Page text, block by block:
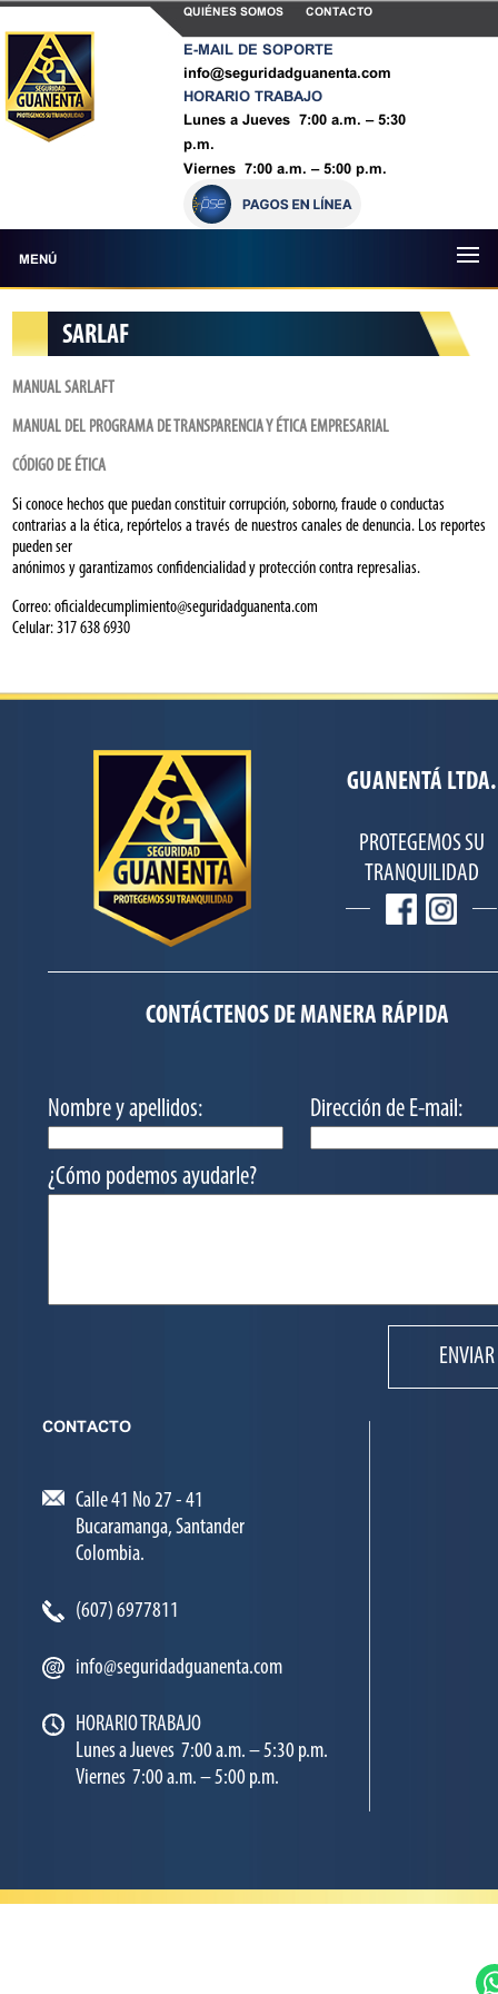
QUIÉNES SOMOS CONTACTO
E-MAIL DE SOPORTE
info@seguridadguanenta.com
HORARIO TRABAJO
Lunes a Jueves 7:00 a.m. – 5:30
p.m.
Viernes 7:00 a.m. – 5:00 p.m.
MENÚ
SARLAF
MANUAL SARLAFT
MANUAL DEL PROGRAMA DE RANSPARENCIAY É ICA EMPRESARIAL
CÓDIGO DE ÉTICA
Si conoce hechos que puedan constituir corrupción, soborno, fraude o conductas
contrarias a la ética, repórtelos a través de nuestros canales de denuncia. Los reportes
pueden ser
anónimos y garantizamos confidencialidad y protección contra represalias.
Correo:oficialdecumplimiento@seguridadguanenta.com
Celular: 317 638 6930
GUANENTÁ LTDA.
PROTEGEMOS SU
TRANQUILIDAD
CONTÁCTENOS DE MANERA RÁPIDA
Nombre y apellidos: Dirección de E-mail:
¿Cómo podemos ayudarle?
ENVIAR
CONTACTO
Calle 41 No 27 - 41
Bucaramanga, Santander
Colombia.
(607) 6977811
info@seguridadguanenta.com
HORARIO TRABAJO
Lunes a Jueves 7:00 a.m. – 5:30 p.m.
Viernes 7:00 a.m. – 5:00 p.m.